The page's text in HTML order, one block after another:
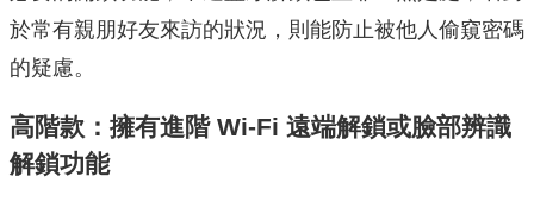
於常有親朋好友來訪的狀況，則能防止被他人偷窺密碼
的疑慮。
高階款：擁有進階 Wi-Fi 遠端解鎖或臉部辨識
解鎖功能